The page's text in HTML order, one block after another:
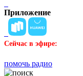
Приложение
Сейчас в эфире:
помочь радио